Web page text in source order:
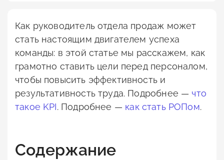
Как руководитель отдела продаж может
стать настоящим двигателем успеха
команды: в этой статье мы расскажем, как
грамотно ставить цели перед персоналом,
чтобы повысить эффективность и
результативность труда. Подробнее — что
такое KPI. Подробнее — как стать РОПом.
Содержание